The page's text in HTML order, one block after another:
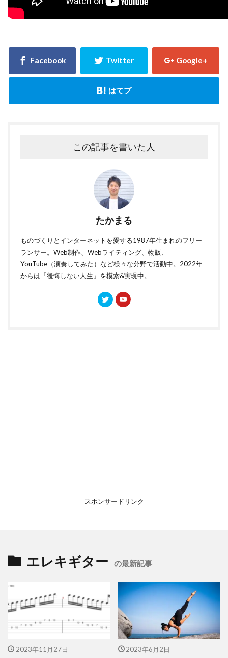
この記事を書いた人
たかまる
ものづくりとインターネットを愛する1987年生まれのフリー
ランサー。Web制作、Webライティング、物販、
YouTube（演奏してみた）など様々な分野で活動中。2022年
からは『後悔しない人生』を模索&実現中。
スポンサードリンク
エレキギター の最新記事
2023年11月27日 2023年6月2日